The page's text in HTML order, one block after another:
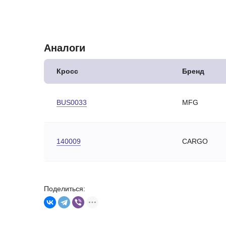
Аналоги
Кросс Бренд
BUS0033 MFG
140009 CARGO
Поделиться: